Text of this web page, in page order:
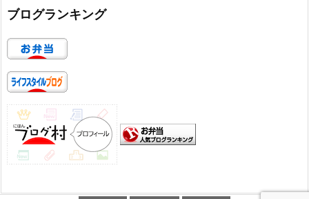
ブログランキング